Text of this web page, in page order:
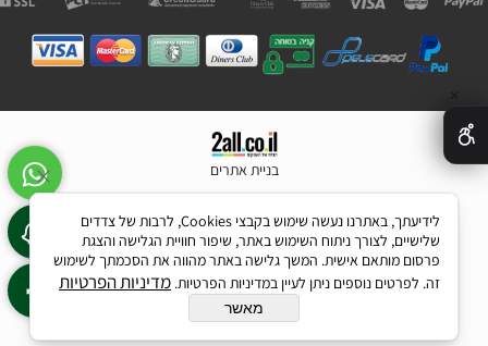
בניית אתרים
לידיעתך, באתרנו נעשה שימוש בקבצי Cookies, לרבות של צדדים
שלישיים, לצורך ניתוח השימוש באתר, שיפור חוויית הגלישה והצגת
פרסום מותאם אישית. המשך גלישה באתר מהווה את הסכמתך לשימוש
זה. לפרטים נוספים ניתן לעיין במדיניות הפרטיות. מדיניות הפרטיות
מאשר